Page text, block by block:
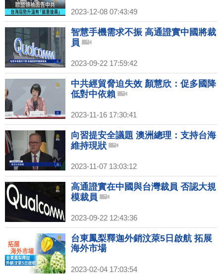
2023-12-08 07:43:49
智慧手機需求不振 高通證實中國將裁
員
2023-09-22 17:59:42
中共經貿脅迫失效 顏慧欣：促多國降
低對中依賴
2023-11-16 17:30:41
向習提安全議題 澳洲總理：支持台海
維持現狀
2023-11-07 13:03:12
高通證實在中國與台灣裁員 否認大規
模裁員
2023-09-22 12:43:36
台東鳳梨釋迦外銷汶萊5日啟航 拓展
海外市場
2023-02-04 17:03:54